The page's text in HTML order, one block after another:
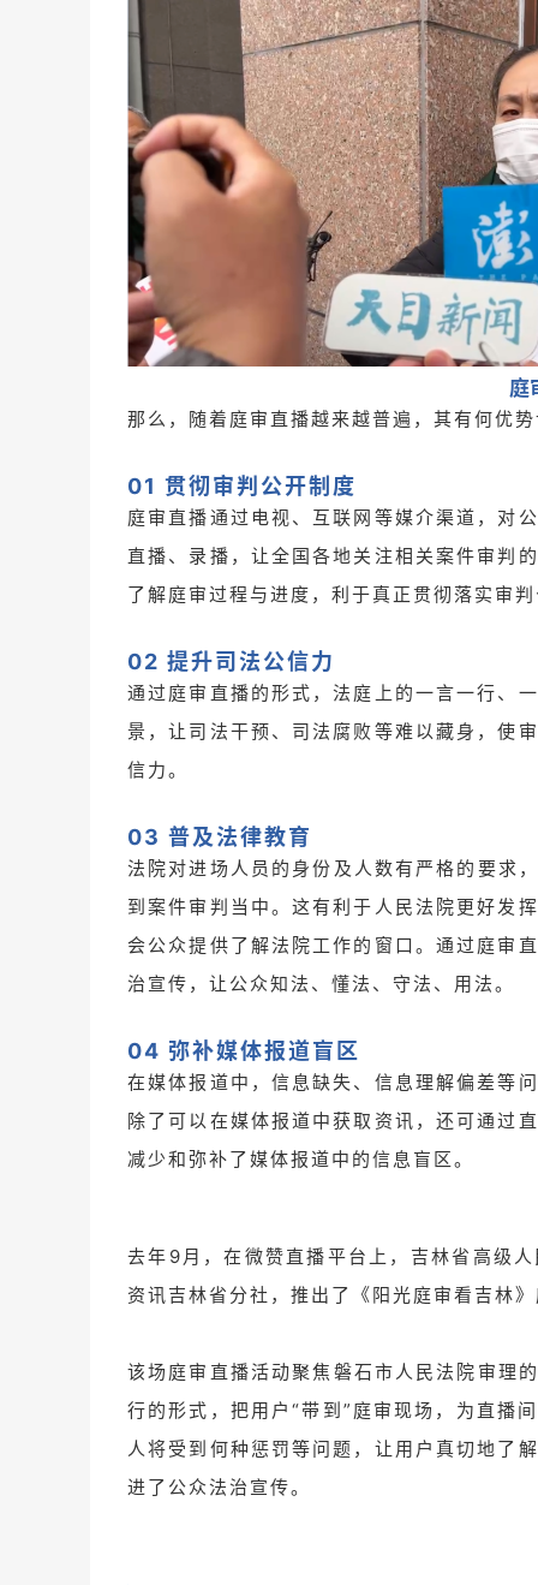
庭
那么，随着庭审直播越来越普遍，其有何优
01 贯彻审判公开制度
庭审直播通过电视、互联网等媒介渠道，对
直播、录播，让全国各地关注相关案件审判
了解庭审过程与进度，利于真正贯彻落实审
02 提升司法公信力
通过庭审直播的形式，法庭上的一言一行、
景，让司法干预、司法腐败等难以藏身，使
信力。
03 普及法律教育
法院对进场人员的身份及人数有严格的要求
到案件审判当中。这有利于人民法院更好发
会公众提供了解法院工作的窗口。通过庭审
治宣传，让公众知法、懂法、守法、用法。
04 弥补媒体报道盲区
在媒体报道中，信息缺失、信息理解偏差等
除了可以在媒体报道中获取资讯，还可通过
减少和弥补了媒体报道中的信息盲区。
去年9月，在微赞直播平台上，吉林省高级
资讯吉林省分社，推出了《阳光庭审看吉林
该场庭审直播活动聚焦磐石市人民法院审理
行的形式，把用户“带到”庭审现场，为直播
人将受到何种惩罚等问题，让用户真切地了
进了公众法治宣传。